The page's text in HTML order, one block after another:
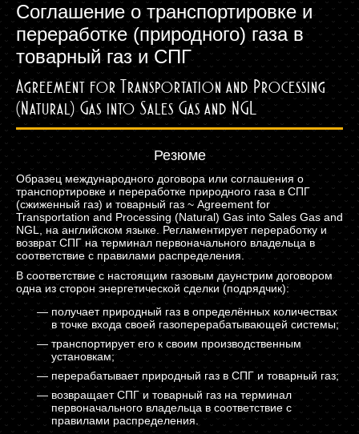
Соглашение о транспортировке и
переработке (природного) газа в
товарный газ и СПГ
Agreement for Transportation and Processing
(Natural) Gas into Sales Gas and NGL
Резюме
Образец международного договора или соглашения о
транспортировке и переработке природного газа в СПГ
(сжиженный газ) и товарный газ ~ Agreement for
Transportation and Processing (Natural) Gas into Sales Gas and
NGL, на английском языке. Регламентирует переработку и
возврат СПГ на терминал первоначального владельца в
соответствие с правилами распределения.
В соответствие с настоящим газовым даунстрим договором
одна из сторон энергетической сделки (подрядчик):
получает природный газ в определённых количествах
в точке входа своей газоперерабатывающей системы;
транспортирует его к своим производственным
установкам;
перерабатывает природный газ в СПГ и товарный газ;
возвращает СПГ и товарный газ на терминал
первоначального владельца в соответствие с
правилами распределения.